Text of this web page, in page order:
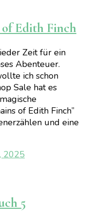
Edith Finch
Zeit für ein
Abenteuer.
ich schon
Sale hat es
of Edith Finch”
und eine
2025
5